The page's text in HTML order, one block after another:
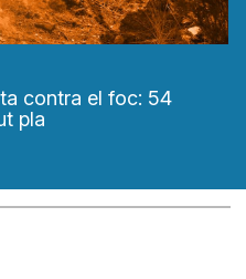
contra el foc: 54
pla